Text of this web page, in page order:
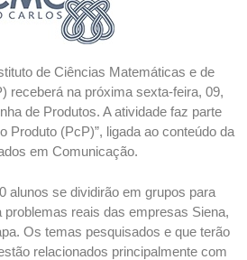
de Ciências Matemáticas e de
receberá na próxima sexta-feira, 09,
de Produtos. A atividade faz parte
Produto (PcP)”, ligada ao conteúdo da
em Comunicação.
alunos se dividirão em grupos para
reais das empresas Siena,
Os temas pesquisados e que terão
relacionados principalmente com